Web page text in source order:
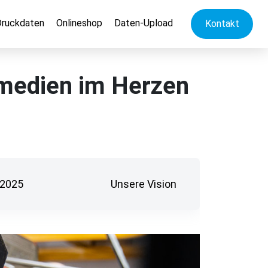
Onlineshop Daten-Upload Kontakt
im Herzen
2025 Unsere Vision